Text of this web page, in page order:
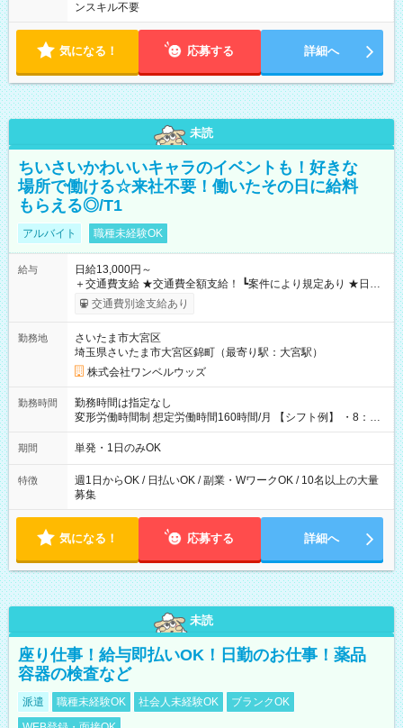
ンスキル不要
気になる！ 応募する 詳細へ
未読
ちいさいかわいいキャラのイベントも！好きな
場所で働ける☆来社不要！働いたその日に給料
もらえる◎/T1
アルバイト 職種未経験OK
給与
日給13,000円～
＋交通費支給 ★交通費全額支給！ ┗案件により規定あり ★日払
いOK！（規定あり） ┗働いたその日に現金GET♪ お仕事後はコ
ンビニATMから 日払い分を引き落とせます！ 【試用期間】試
交通費別途支給あり
勤務地
さいたま市大宮区
埼玉県さいたま市大宮区錦町（最寄り駅：大宮駅）
株式会社ワンベルウッズ
勤務時間
勤務時間は指定なし
変形労働時間制 想定労働時間160時間/月 【シフト例】 ・8：00
～21：00
期間 単発・1日のみOK
特徴
週1日からOK / 日払いOK / 副業・WワークOK / 10名以上の大量
募集
気になる！ 応募する 詳細へ
未読
座り仕事！給与即払いOK！日勤のお仕事！薬品
容器の検査など
派遣 職種未経験OK 社会人未経験OK
ブランクOK